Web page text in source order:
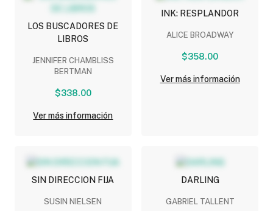
LOS BUSCADORES DE
LIBROS
JENNIFER CHAMBLISS
BERTMAN
$338.00
Ver más información
INK: RESPLANDOR
ALICE BROADWAY
$358.00
Ver más información
SIN DIRECCION FIJA
SUSIN NIELSEN
DARLING
GABRIEL TALLENT